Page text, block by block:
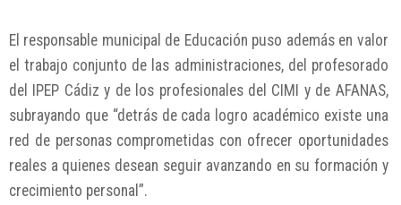
El responsable municipal de Educación puso además en valor
el trabajo conjunto de las administraciones, del profesorado
del IPEP Cádiz y de los profesionales del CIMI y de AFANAS,
subrayando que “detrás de cada logro académico existe una
red de personas comprometidas con ofrecer oportunidades
reales a quienes desean seguir avanzando en su formación y
crecimiento personal”.